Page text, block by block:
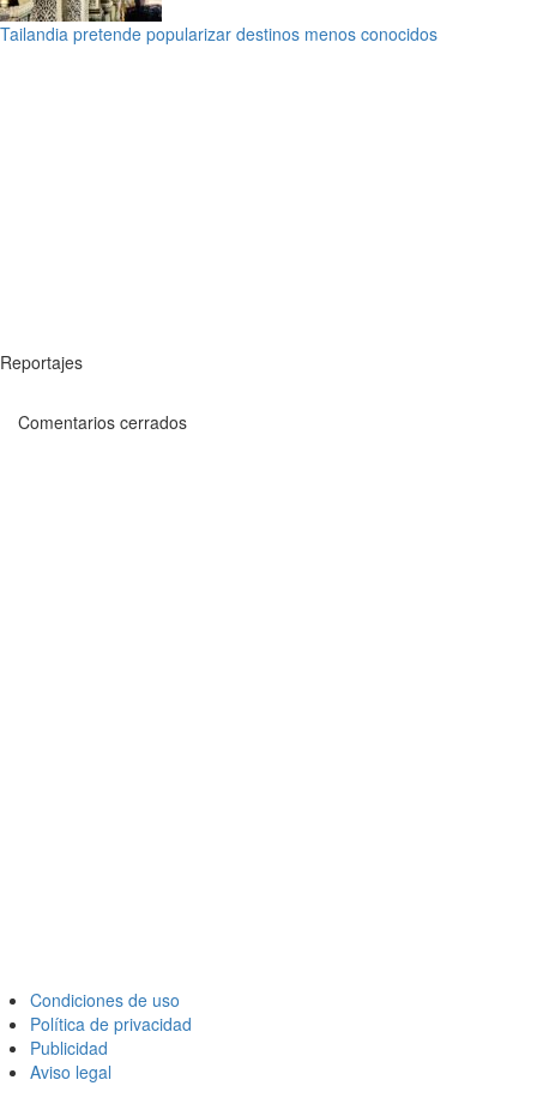
Tailandia pretende popularizar destinos menos conocidos
Reportajes
Comentarios cerrados
Condiciones de uso
Política de privacidad
Publicidad
Aviso legal